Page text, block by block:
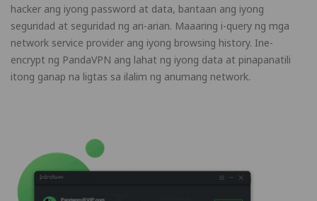
hacker ang iyong password at data, bantaan ang iyong
seguridad at seguridad ng ari-arian. Maaaring i-query ng mga
network service provider ang iyong browsing history. Ine-
encrypt ng PandaVPN ang lahat ng iyong data at pinapanatili
itong ganap na ligtas sa ilalim ng anumang network.